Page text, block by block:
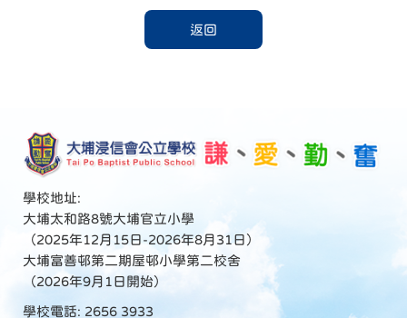
返回
學校地址:
大埔太和路8號大埔官立小學
（2025年12月15日-2026年8月31日）
大埔富善邨第二期屋邨小學第二校舍
（2026年9月1日開始）
學校電話: 2656 3933